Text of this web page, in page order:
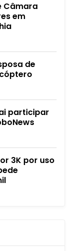
Câmara
em
de
participar
3K por uso